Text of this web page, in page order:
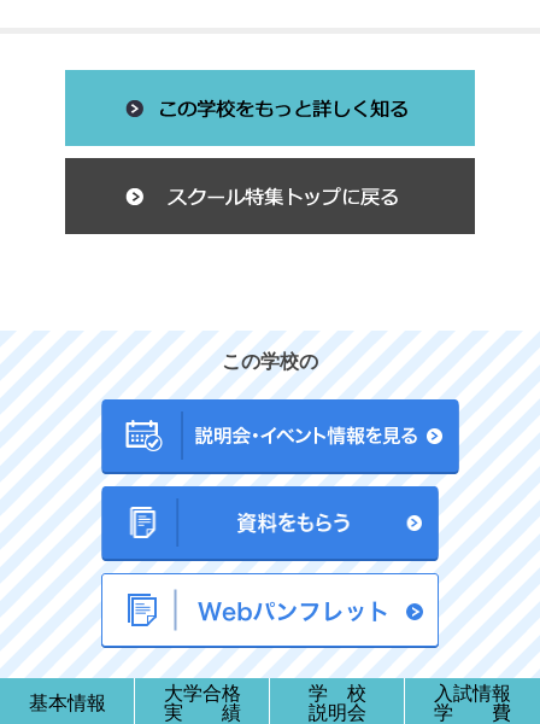
この学校の
基本情報
大学合格
実 績
学 校
説明会
入試情報
学 費